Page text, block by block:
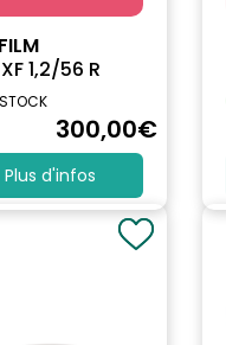
1,2/56 R
300,00€
Plus d'infos